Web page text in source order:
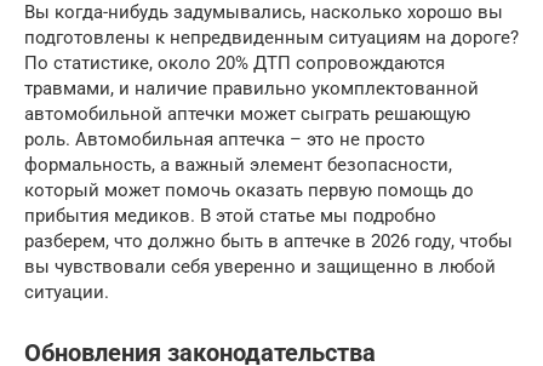
Вы когда-нибудь задумывались, насколько хорошо вы
подготовлены к непредвиденным ситуациям на дороге?
По статистике, около 20% ДТП сопровождаются
травмами, и наличие правильно укомплектованной
автомобильной аптечки может сыграть решающую
роль. Автомобильная аптечка – это не просто
формальность, а важный элемент безопасности,
который может помочь оказать первую помощь до
прибытия медиков. В этой статье мы подробно
разберем, что должно быть в аптечке в 2026 году, чтобы
вы чувствовали себя уверенно и защищенно в любой
ситуации.
Обновления законодательства